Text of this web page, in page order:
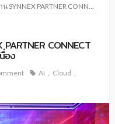
CONNECT 2025 ย้ำความมั่นใจกับพาร์เนอร์ต่อเนื่อง
PARTNER CONNECT
อง
AI
Cloud